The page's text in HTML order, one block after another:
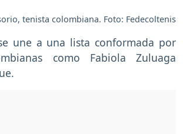
tenista colombiana. Foto: Fedecoltenis
une a una lista conformada por
como Fabiola Zuluaga